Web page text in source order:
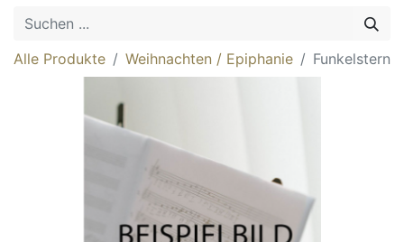
Alle Produkte Weihnachten / Epiphanie Funkelstern